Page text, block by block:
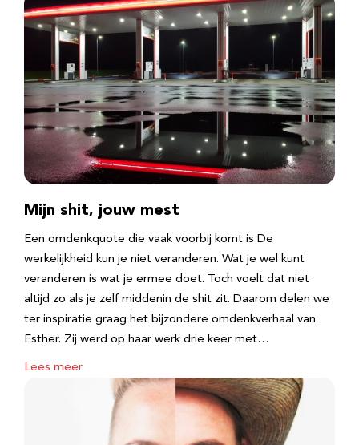
Mijn shit, jouw mest
Een omdenkquote die vaak voorbij komt is De
werkelijkheid kun je niet veranderen. Wat je wel kunt
veranderen is wat je ermee doet. Toch voelt dat niet
altijd zo als je zelf middenin de shit zit. Daarom delen we
ter inspiratie graag het bijzondere omdenkverhaal van
Esther. Zij werd op haar werk drie keer met…
Lees meer